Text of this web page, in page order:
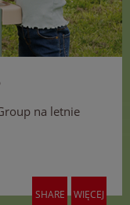
na letnie
SHARE WIĘCEJ